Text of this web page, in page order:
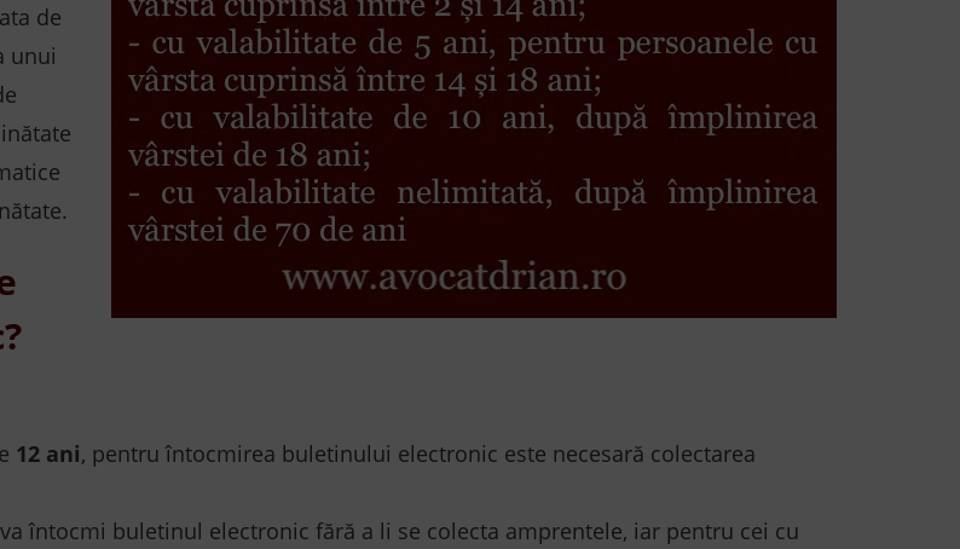
de
unui
12 ani, pentru întocmirea buletinului electronic este necesară colectarea
întocmi buletinul electronic fără a li se colecta amprentele, iar pentru cei cu